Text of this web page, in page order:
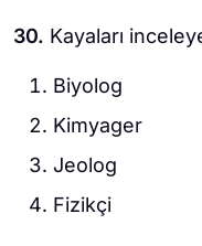
30. Kayaları
Biyolog
Kimyager
Jeolog
Fizikçi